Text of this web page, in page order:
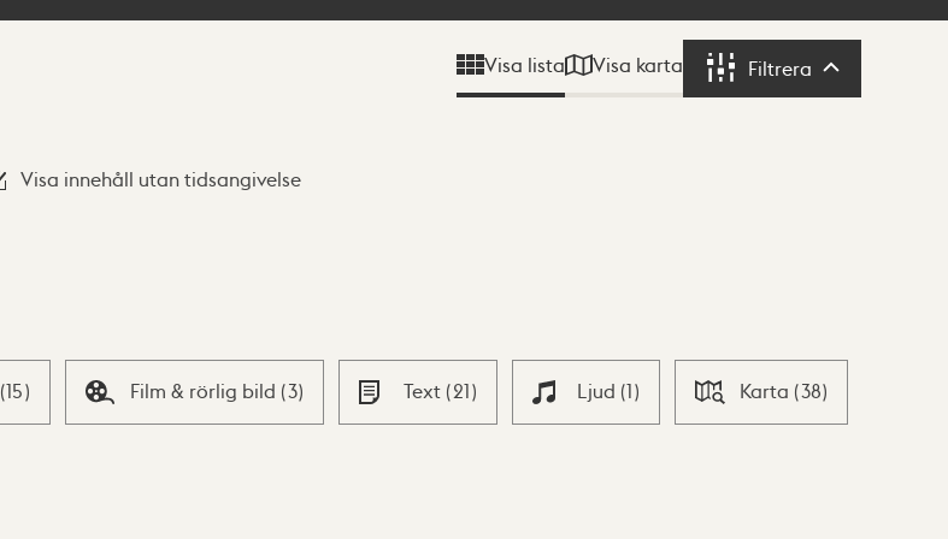
Visa lista Visa karta Filtrera Filtrera
Visa innehåll utan tidsangivelse
(15) Film & rörlig bild (3) Text (21) Ljud (1) Karta (38)